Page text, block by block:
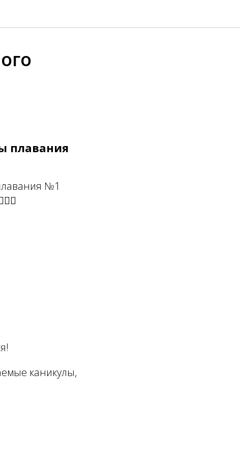
плавания
№1
каникулы,